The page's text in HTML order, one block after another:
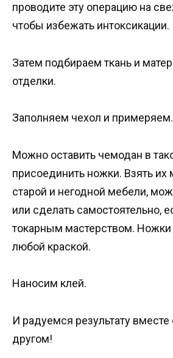
проводите эту операцию на
чтобы избежать интоксикации.
Затем подбираем ткань и
отделки.
Заполняем чехол и примеряем.
Можно оставить чемодан в
присоединить ножки. Взять
старой и негодной мебели,
или сделать самостоятельно,
токарным мастерством.
любой краской.
Наносим клей.
И радуемся результату
другом!